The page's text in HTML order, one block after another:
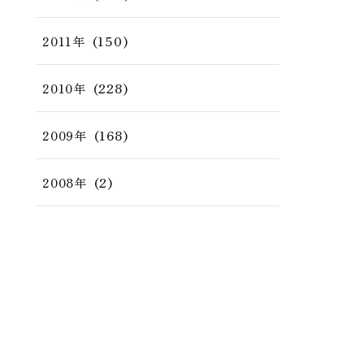
2011年 (150)
2010年 (228)
2009年 (168)
2008年 (2)